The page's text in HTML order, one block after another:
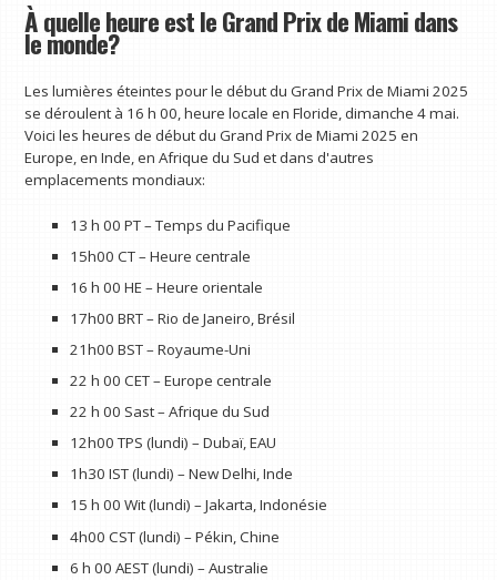
À quelle heure est le Grand Prix de Miami dans
le monde?
Les lumières éteintes pour le début du Grand Prix de Miami 2025
se déroulent à 16 h 00, heure locale en Floride, dimanche 4 mai.
Voici les heures de début du Grand Prix de Miami 2025 en
Europe, en Inde, en Afrique du Sud et dans d'autres
emplacements mondiaux:
13 h 00 PT – Temps du Pacifique
15h00 CT – Heure centrale
16 h 00 HE – Heure orientale
17h00 BRT – Rio de Janeiro, Brésil
21h00 BST – Royaume-Uni
22 h 00 CET – Europe centrale
22 h 00 Sast – Afrique du Sud
12h00 TPS (lundi) – Dubaï, EAU
1h30 IST (lundi) – New Delhi, Inde
15 h 00 Wit (lundi) – Jakarta, Indonésie
4h00 CST (lundi) – Pékin, Chine
6 h 00 AEST (lundi) – Australie